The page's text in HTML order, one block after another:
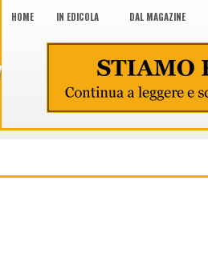
HOME IN EDICOLA DAL MAGAZINE